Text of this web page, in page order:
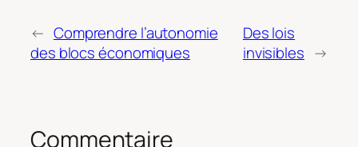
← Comprendre l’autonomie
des blocs économiques
Des lois
invisibles →
Commentaire